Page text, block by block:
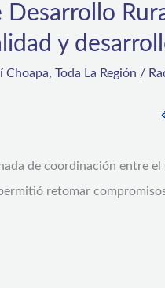
Desarrollo
y
Choapa, Toda La Región /
de coordinación entre
retomar